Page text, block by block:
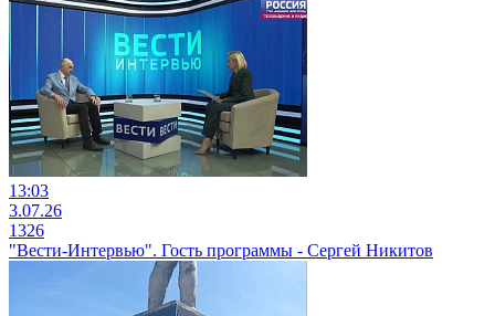
13:03
3.07.26
1326
"Вести-Интервью". Гость программы - Сергей Никитов